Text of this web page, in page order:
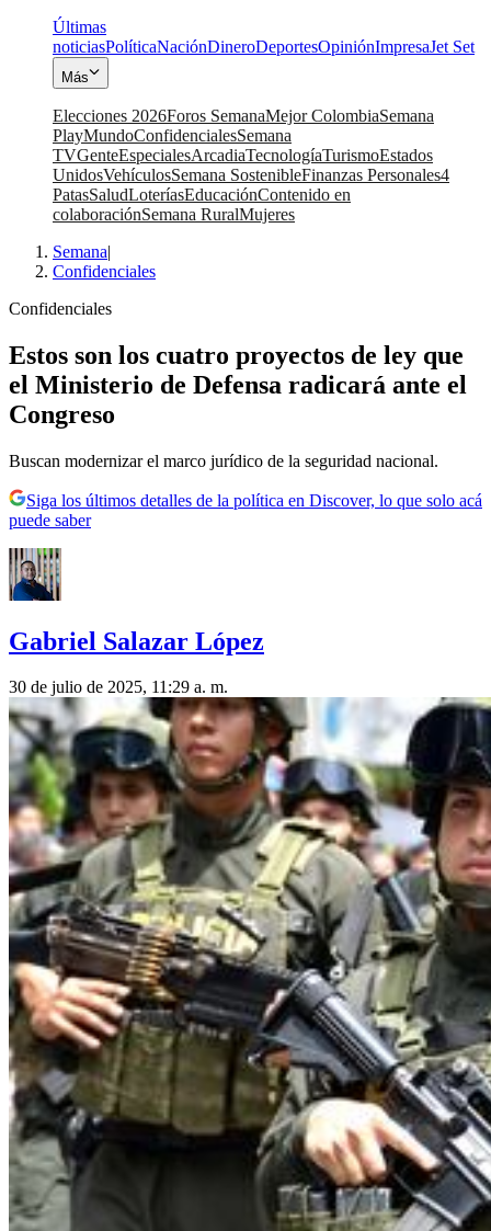
Últimas
noticiasPolíticaNaciónDineroDeportesOpiniónImpresaJet Set
Más
Elecciones 2026Foros SemanaMejor ColombiaSemana
PlayMundoConfidencialesSemana
TVGenteEspecialesArcadiaTecnologíaTurismoEstados
UnidosVehículosSemana SostenibleFinanzas Personales4
PatasSaludLoteríasEducaciónContenido en
colaboraciónSemana RuralMujeres
Semana|
Confidenciales
Confidenciales
Estos son los cuatro proyectos de ley que
el Ministerio de Defensa radicará ante el
Congreso
Buscan modernizar el marco jurídico de la seguridad nacional.
Siga los últimos detalles de la política en Discover, lo que solo acá
puede saber
Gabriel Salazar López
30 de julio de 2025, 11:29 a. m.